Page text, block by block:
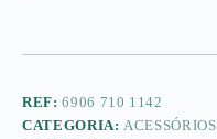
REF:6906 710 1142
CATEGORIA:ACESSÓRIOS